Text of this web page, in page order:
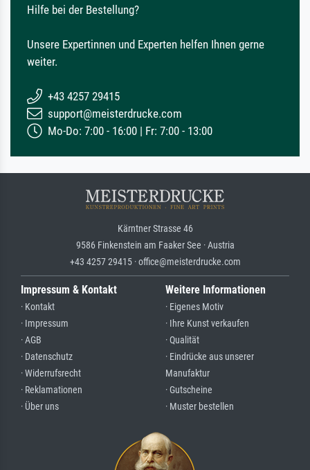
Hilfe bei der Bestellung?
Unsere Expertinnen und Experten helfen Ihnen gerne
weiter.
+43 4257 29415
support@meisterdrucke.com
Mo-Do: 7:00 - 16:00 | Fr: 7:00 - 13:00
Kärntner Strasse 46
9586 Finkenstein am Faaker See · Austria
+43 4257 29415 · office@meisterdrucke.com
Impressum & Kontakt
· Kontakt
· Impressum
· AGB
· Datenschutz
· Widerrufsrecht
· Reklamationen
· Über uns
Weitere Informationen
· Eigenes Motiv
· Ihre Kunst verkaufen
· Qualität
· Eindrücke aus unserer
Manufaktur
· Gutscheine
· Muster bestellen